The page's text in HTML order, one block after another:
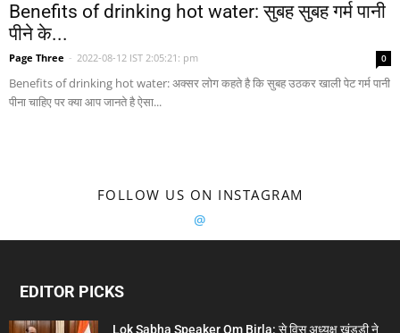
Benefits of drinking hot water: सुबह सुबह गर्म पानी
पीने के...
Page Three - 2022-08-12 IST 2:05:21: pm 0
Benefits of drinking hot water: अक्सर लोग कहते है कि सुबह उठकर खाली पेट गर्म पानी
पीना चाहिए पर क्या आप जानते है ऐसा...
FOLLOW US ON INSTAGRAM
@
EDITOR PICKS
Lok Sabha Speaker Om Birla: से विस अध्यक्ष खंडूड़ी ने